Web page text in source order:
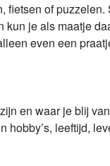
fietsen of puzzelen.
je als maatje
even een
en waar je blij
leeftijd,